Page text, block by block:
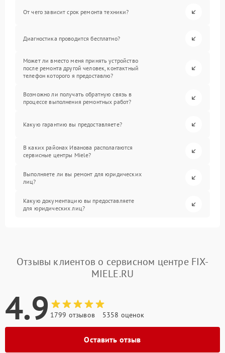
От чего зависит срок ремонта техники?
Диагностика проводится бесплатно?
Может ли вместо меня принять устройство
после ремонта другой человек, контактный
телефон которого я предоставлю?
Возможно ли получать обратную связь в
процессе выполнения ремонтных работ?
Какую гарантию вы предоставляете?
В каких районах Иванова располагаются
сервисные центры Miele?
Выполняете ли вы ремонт для юридических
лиц?
Какую документацию вы предоставляете
для юридических лиц?
Отзывы клиентов о сервисном центре FIX-
MIELE.RU
4.9 1799 отзывов 5358 оценок
Оставить отзыв